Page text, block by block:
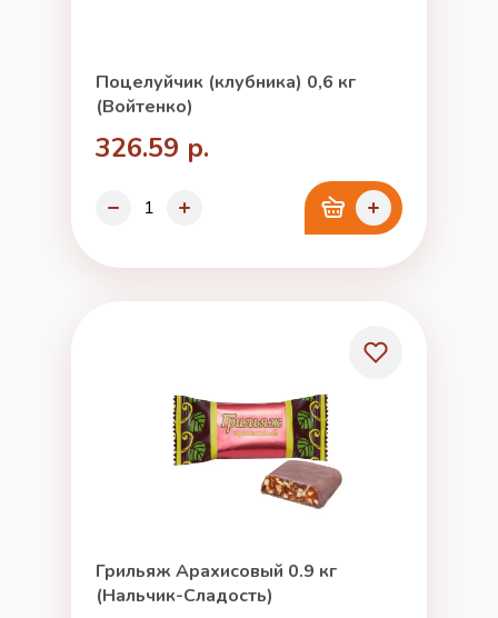
Поцелуйчик (клубника) 0,6 кг
(Войтенко)
326.59 р.
Грильяж Арахисовый 0.9 кг
(Нальчик-Сладость)